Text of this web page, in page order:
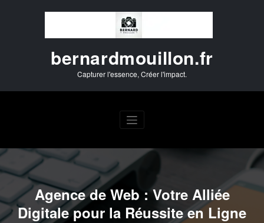
bernardmouillon.fr
Capturer l'essence, Créer l'impact.
Agence de Web : Votre Alliée
Digitale pour la Réussite en Ligne